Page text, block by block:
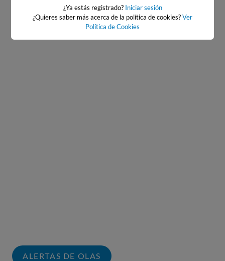
ALERTAS DE OLAS
¿Ya estás registrado? Iniciar sesión
¿Quieres saber más acerca de la política de cookies?Ver
Política de Cookies